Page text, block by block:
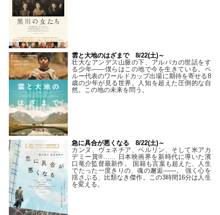
雲と大地のはざまで 8/22(土)～
壮大なアンデス山脈の下、アルパカの世話をす
る少年――僕らはこの地で今を生きている。ペ
ルー代表のワールドカップ出場に期待を寄せる8
歳の少年が見る世界。人知を超えた圧倒的な自
然。この地の未来を問う。
急に具合が悪くなる 8/22(土)～
カンヌ、ヴェネチア、ベルリン、そして米アカ
デミー賞®…… 日本映画界を新時代に導いた濱
口竜介監督最新作。 国籍も言葉も超えた、人生
でたった一度きりの、魂の邂逅――。 強く心を
揺さぶる、比類なき傑作。この3時間16分は人生
を変える。